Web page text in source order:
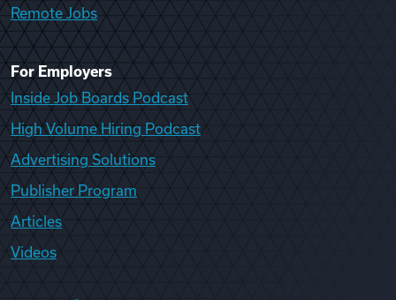
Remote Jobs
For Employers
Inside Job Boards Podcast
High Volume Hiring Podcast
Advertising Solutions
Publisher Program
Articles
Videos